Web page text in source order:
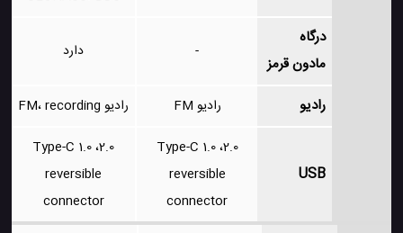
درگاه
مادون قرمز
- دارد
رادیو رادیو FM رادیو FM، recording
USB
2.0، Type-C 1.0
reversible
connector
2.0، Type-C 1.0
reversible
connector